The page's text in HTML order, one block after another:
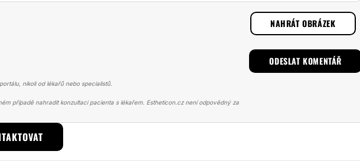
NAHRÁT OBRÁZEK
nikoli od lékařů nebo specialistů.
případě nahradit konzultaci pacienta s lékařem. Estheticon.cz není odpovědný za
ZÁKROKU KYSELINA HYALURONOVÁ